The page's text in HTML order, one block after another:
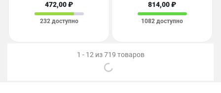
472,00 ₽
232 доступно
814,00 ₽
1082 доступно
1 - 12 из 719 товаров